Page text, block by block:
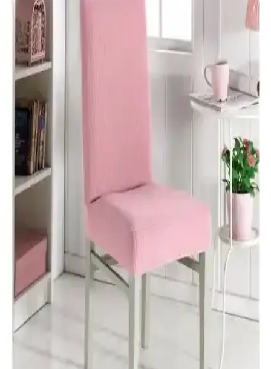
kadife kılıfı ve Tuchmall polyester örtüleri, şıklık, dayanıklılık ve
kullanım kolaylığı açısından farklı özellikler sunuyor.
Faiend Likları Esenk Sandalye Örtüsü: Modern ve
Dayanıklı Koruma Çözümü
Yüksek kaliteli polyesterden üretilen bu sandalye örtüsü, şıklık ve
dayanıklılığı bir arada sunar. Esnek yapısı ve kolay bakım
özellikleriyle her ortamda kullanıma uygundur.
Elgeyar ve Sera Home Kadife Sandalye Kılıfı
Karşılaştırması: Hangi Ürün Daha Uygun
Elgeyar ve Sera Home kadife sandalye kılıfları, şıklık ve pratiklik
sunar. Yumuşak, esnek ve yıkanabilir özellikleriyle her iki ürün de
modern yaşamın ihtiyaçlarına cevap verir.
Bogda Yeşil Bambu ve Nurlan Likrali Sandalye
Kılıfı Karşılaştırması: Özellikler ve Kullanıcı
İki farklı sandalye kılıfı olan Bogda Yeşil Bambu ve Nurlan
Likrali'nin özellikleri, kullanıcı yorumları ve tasarım detaylarıyla
karşılaştırması yapılmıştır.
Elgeyar Likrali Kadife Desenli Sandalye Örtüsü
Modern ve Şık Tasarım Çözümü
bakım ve şık tasarımıyla ev ve ofis ortamlarına uyum sağlar, uzun
ömürlü kullanım sunar.